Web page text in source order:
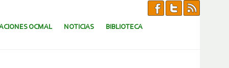
OCMAL NOTICIAS BIBLIOTECA